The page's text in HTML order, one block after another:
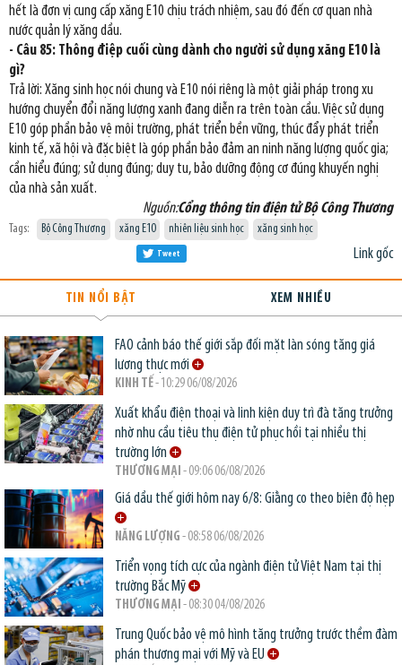
hết là đơn vị cung cấp xăng E10 chịu trách nhiệm, sau đó đến cơ quan nhà
nước quản lý xăng dầu.
- Câu 85: Thông điệp cuối cùng dành cho người sử dụng xăng E10 là
gì?
Trả lời: Xăng sinh học nói chung và E10 nói riêng là một giải pháp trong xu
hướng chuyển đổi năng lượng xanh đang diễn ra trên toàn cầu. Việc sử dụng
E10 góp phần bảo vệ môi trường, phát triển bền vững, thúc đẩy phát triển
kinh tế, xã hội và đặc biệt là góp phần bảo đảm an ninh năng lượng quốc gia;
cần hiểu đúng; sử dụng đúng; duy tu, bảo dưỡng động cơ đúng khuyến nghị
của nhà sản xuất.
Nguồn:Cổng thông tin điện tử Bộ Công Thương
Tags: Bộ Công Thương xăng E10 nhiên liệu sinh học xăng sinh học
Link gốc
Tweet
TIN NỔI BẬT XEM NHIỀU
FAO cảnh báo thế giới sắp đối mặt làn sóng tăng giá
lương thực mới
KINH TẾ- 10:29 06/08/2026
Xuất khẩu điện thoại và linh kiện duy trì đà tăng trưởng
nhờ nhu cầu tiêu thụ điện tử phục hồi tại nhiều thị
trường lớn
THƯƠNG MẠI - 09:06 06/08/2026
Giá dầu thế giới hôm nay 6/8: Giằng co theo biên độ hẹp
NĂNG LƯỢNG - 08:58 06/08/2026
Triển vọng tích cực của ngành điện tử Việt Nam tại thị
trường Bắc Mỹ
THƯƠNG MẠI - 08:30 04/08/2026
Trung Quốc bảo vệ mô hình tăng trưởng trước thềm đàm
phán thương mại với Mỹ và EU